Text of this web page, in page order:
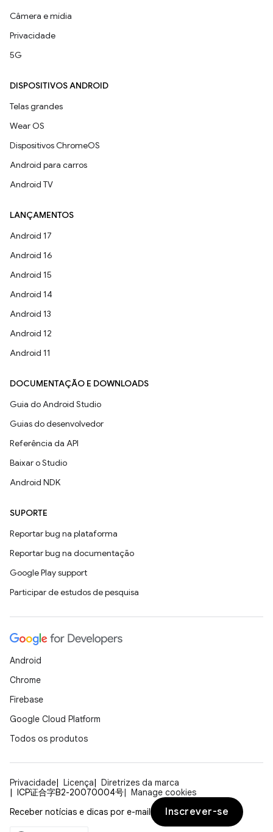
Câmera e mídia
Privacidade
5G
DISPOSITIVOS ANDROID
Telas grandes
Wear OS
Dispositivos ChromeOS
Android para carros
Android TV
LANÇAMENTOS
Android 17
Android 16
Android 15
Android 14
Android 13
Android 12
Android 11
DOCUMENTAÇÃO E DOWNLOADS
Guia do Android Studio
Guias do desenvolvedor
Referência da API
Baixar o Studio
Android NDK
SUPORTE
Reportar bug na plataforma
Reportar bug na documentação
Google Play support
Participar de estudos de pesquisa
Android
Chrome
Firebase
Google Cloud Platform
Todos os produtos
Privacidade Licença
Diretrizes da marca
ICP证合字B2-20070004号
Manage cookies
Receber notícias e dicas por e-mail
Inscrever-se